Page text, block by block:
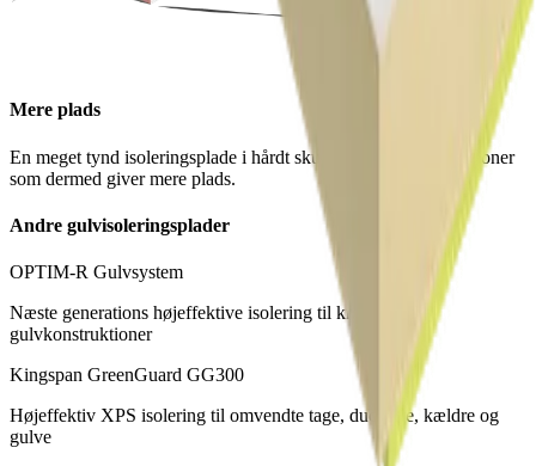
Mere plads
En meget tynd isoleringsplade i hårdt skum til tynde konstruktioner
som dermed giver mere plads.
Andre gulvisoleringsplader
OPTIM-R Gulvsystem
Næste generations højeffektive isolering til krævende
gulvkonstruktioner
Kingspan GreenGuard GG300
Højeffektiv XPS isolering til omvendte tage, duo tage, kældre og
gulve